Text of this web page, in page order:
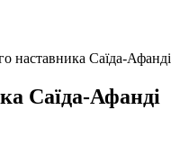
наставника Саїда-Афанді
Саїда-Афанді